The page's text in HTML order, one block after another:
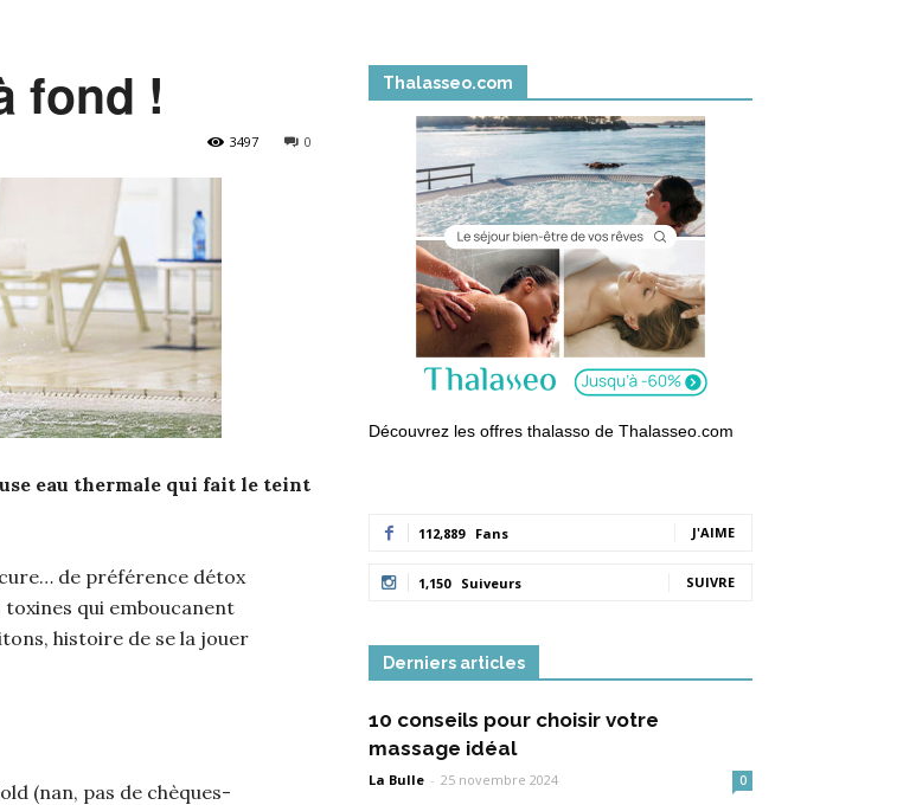
fond !
0
3497
eau thermale qui fait le teint
de préférence détox
qui emboucanent
histoire de se la jouer
(nan, pas de chèques-
Thalasseo.com
Découvrez les offres thalasso de Thalasseo.com
112,889 Fans J'AIME
1,150 Suiveurs SUIVRE
Derniers articles
10 conseils pour choisir votre
massage idéal
La Bulle - 25 novembre 2024 0